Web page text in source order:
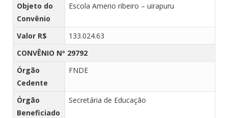
Objeto do
Convênio
Escola Amerio ribeiro – uirapuru
Valor R$
133.024.63
CONVÊNIO Nº 29792
Órgão
Cedente
FNDE
Órgão
Beneficiado
Secretária de Educação